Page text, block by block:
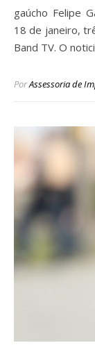
gaúcho Felipe
18 de janeiro,
Band TV. O
PorAssessoria de